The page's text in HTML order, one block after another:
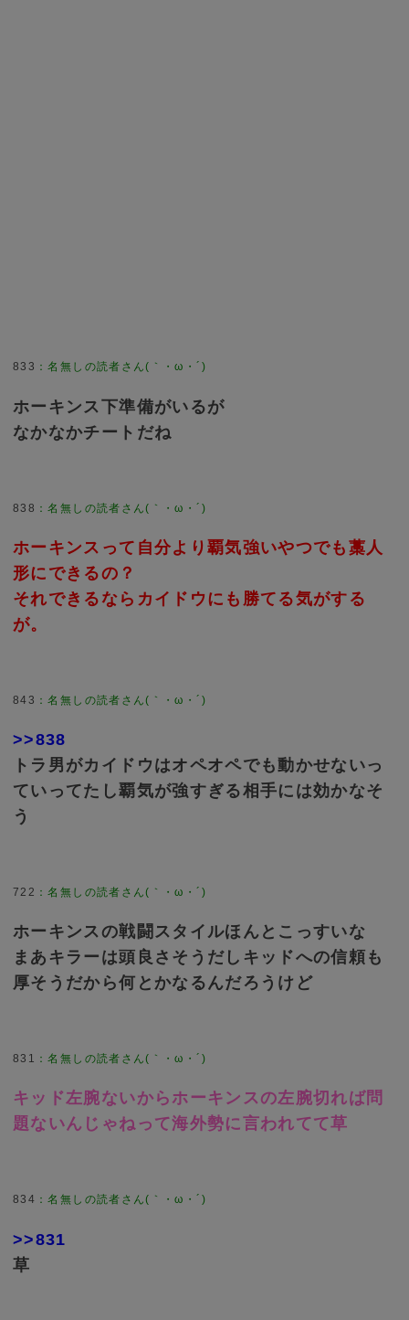
833 ：名無しの読者さん(｀・ω・´)
ホーキンス下準備がいるが
なかなかチートだね
838 ：名無しの読者さん(｀・ω・´)
ホーキンスって自分より覇気強いやつでも藁人
形にできるの？
それできるならカイドウにも勝てる気がする
が。
843 ：名無しの読者さん(｀・ω・´)
>>838
トラ男がカイドウはオペオペでも動かせないっ
ていってたし覇気が強すぎる相手には効かなそ
う
722 ：名無しの読者さん(｀・ω・´)
ホーキンスの戦闘スタイルほんとこっすいな
まあキラーは頭良さそうだしキッドへの信頼も
厚そうだから何とかなるんだろうけど
831 ：名無しの読者さん(｀・ω・´)
キッド左腕ないからホーキンスの左腕切れば問
題ないんじゃねって海外勢に言われてて草
834 ：名無しの読者さん(｀・ω・´)
>>831
草